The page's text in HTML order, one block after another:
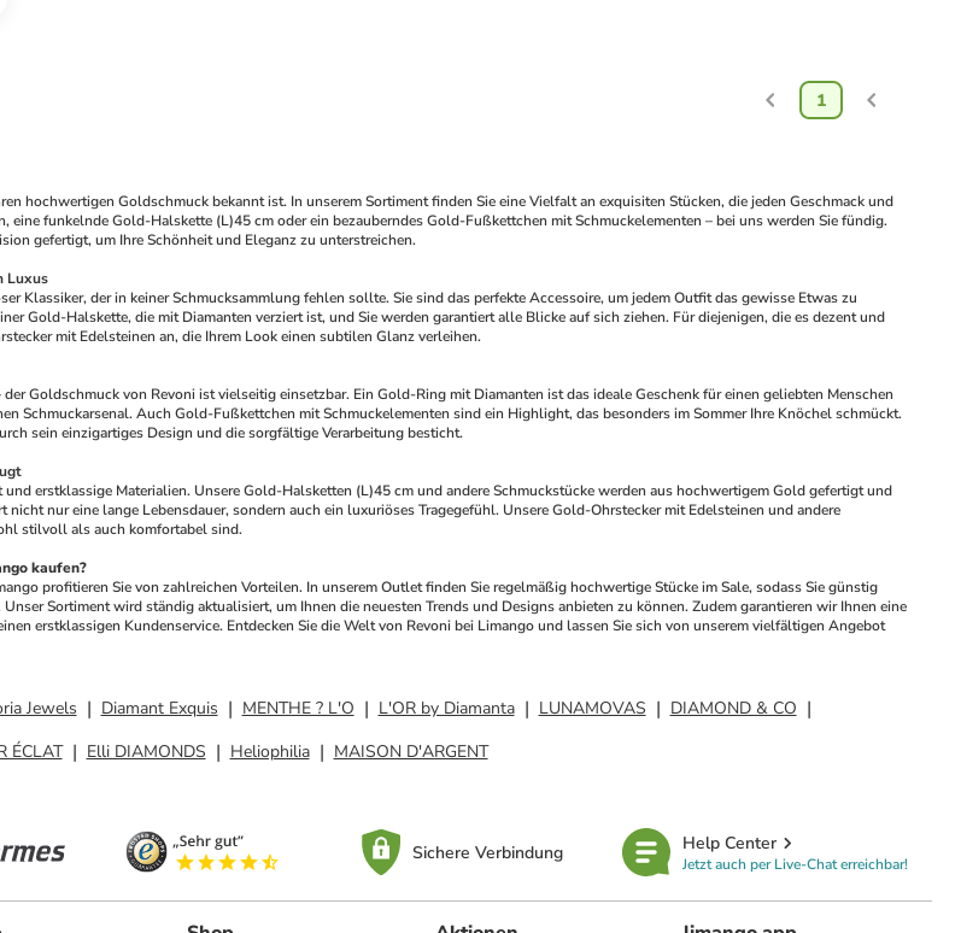
1
hochwertigen Goldschmuck bekannt ist. In unserem Sortiment finden Sie eine Vielfalt an exquisiten Stücken, die jeden Geschmack und
eine funkelnde Gold-Halskette (L)45 cm oder ein bezauberndes Gold-Fußkettchen mit Schmuckelementen – bei uns werden Sie fündig.
gefertigt, um Ihre Schönheit und Eleganz zu unterstreichen.
Luxus
Klassiker, der in keiner Schmucksammlung fehlen sollte. Sie sind das perfekte Accessoire, um jedem Outfit das gewisse Etwas zu
Gold-Halskette, die mit Diamanten verziert ist, und Sie werden garantiert alle Blicke auf sich ziehen. Für diejenigen, die es dezent und
mit Edelsteinen an, die Ihrem Look einen subtilen Glanz verleihen.
Goldschmuck von Revoni ist vielseitig einsetzbar. Ein Gold-Ring mit Diamanten ist das ideale Geschenk für einen geliebten Menschen
Schmuckarsenal. Auch Gold-Fußkettchen mit Schmuckelementen sind ein Highlight, das besonders im Sommer Ihre Knöchel schmückt.
sein einzigartiges Design und die sorgfältige Verarbeitung besticht.
erstklassige Materialien. Unsere Gold-Halsketten (L)45 cm und andere Schmuckstücke werden aus hochwertigem Gold gefertigt und
nicht nur eine lange Lebensdauer, sondern auch ein luxuriöses Tragegefühl. Unsere Gold-Ohrstecker mit Edelsteinen und andere
stilvoll als auch komfortabel sind.
kaufen?
profitieren Sie von zahlreichen Vorteilen. In unserem Outlet finden Sie regelmäßig hochwertige Stücke im Sale, sodass Sie günstig
Sortiment wird ständig aktualisiert, um Ihnen die neuesten Trends und Designs anbieten zu können. Zudem garantieren wir Ihnen eine
erstklassigen Kundenservice. Entdecken Sie die Welt von Revoni bei Limango und lassen Sie sich von unserem vielfältigen Angebot
Jewels Diamant Exquis MENTHE ? L'O L'OR by Diamanta LUNAMOVAS
DIAMOND & CO
ÉCLAT Elli DIAMONDS Heliophilia MAISON D'ARGENT
Sichere Verbindung Help Center
Jetzt auch per Live-Chat erreichbar!